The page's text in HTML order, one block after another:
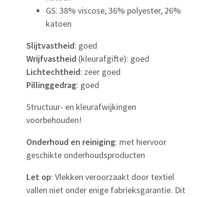
GS: 38% viscose, 36% polyester, 26%
katoen
Slijtvastheid: goed
Wrijfvastheid (kleurafgifte): goed
Lichtechtheid: zeer goed
Pillinggedrag: goed
Structuur- en kleurafwijkingen
voorbehouden!
Onderhoud en reiniging: met hiervoor
geschikte onderhoudsproducten
Let op: Vlekken veroorzaakt door textiel
vallen niet onder enige fabrieksgarantie. Dit